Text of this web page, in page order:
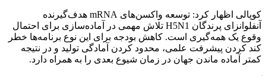
کوپالی اظهار کرد: توسعه واکسن‌های mRNA هدف‌گیرنده
آنفلوانزای پرندگان H5N1 تلاش مهمی در آماده‌سازی برای احتمال
وقوع یک همه‌گیری است. کاهش بودجه برای این نوع برنامه‌ها خطر
کند کردن پیشرفت علمی، محدود کردن آمادگی تولید و در نتیجه
کمتر آماده ماندن جهان در زمان شیوع بعدی را به همراه دارد.